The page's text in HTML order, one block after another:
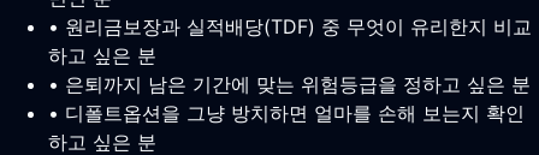
• 원리금보장과 실적배당(TDF) 중 무엇이 유리한지 비교
하고 싶은 분
• 은퇴까지 남은 기간에 맞는 위험등급을 정하고 싶은 분
• 디폴트옵션을 그냥 방치하면 얼마를 손해 보는지 확인
하고 싶은 분